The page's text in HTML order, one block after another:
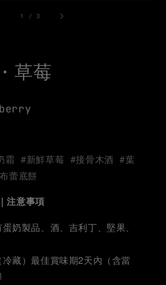
1 /3
草莓
霜 #新鮮草莓 #接骨木酒 #葉
蕾底餅
注意事項
奶製品、酒、吉利丁、堅果、
藏）最佳賞味期2天內（含當